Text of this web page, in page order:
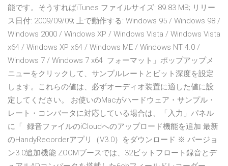
能です。そうすればiTunes ファイルサイズ: 89.83 MB; リリー
ス日付: 2009/09/09; 上で動作する: Windows 95 / Windows 98 /
Windows 2000 / Windows XP / Windows Vista / Windows Vista
x64 / Windows XP x64 / Windows ME / Windows NT 4.0 /
Windows 7 / Windows 7 x64 フォーマット」ポップアップメ
ニューをクリックして、サンプルレートとビット深度を設定
します。これらの値は、必ずオーディオ装置に適した値に設
定してください。 お使いのMacがハードウェア・サンプル・
レート・コンバータに対応している場合は、「入力」パネル
に「 録音ファイルのiCloudへのアップロード機能を追加 最新
のHandyRecorderアプリ（V3.0）をダウンロード ※ バージョ
ン3.0追加機能 ZOOMブースでは、32ビットフロート録音とデ